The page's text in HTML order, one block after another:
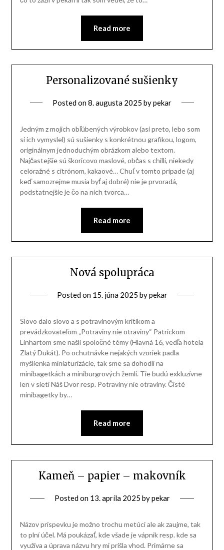
Read more
Personalizované sušienky
Posted on8. augusta 2025 bypekar
Jedným z mojich obľúbených výrobkov (asi preto, lebo som
si ich vymyslel) sú sušienky s konkrétnou grafikou, logom,
originálnym jednoduchým obrázkom alebo textom.
Najčastejšie sú škoricovo maslové, občas s chilli, niekedy
celoražné s citrónom, kakaové… Chuť v tomto prípade (aj
keď samozrejme musia byť aj dobré) nie je prvoradá,
podstatnejšie je čo na nich tvorca…
Read more
Nová spolupráca
Posted on 15. júna 2025 bypekar
Slovo dalo slovo a s potravinovým kritikom a
prevádzkovateľom „Potraviny nie otraviny“ Patrickom
Linhartom sme našli spoločné témy (Hlavná 16, vedľa hotela
Zlatý Dukát). Po ochutnávke nejakých vzoriek padla
myšlienka miniaturizácie, tak sme sa dohodli na
minibagetkách a miniburgrových žemlí. Tie budú exkluzívne
len v sieti Náš Dvor resp. Potraviny nie otraviny. Čisté
minibagetky by…
Read more
Kameň – papier – makovník
Posted on 13. apríla 2025 bypekar
Názov príspevku je možno trochu metúci ale ak zaujme, tak
to plní účel. Má poukázať, kde všade je vápnik resp. kde sa
využíva a úprava názvu hry mi prišla vhod. Primárne sa